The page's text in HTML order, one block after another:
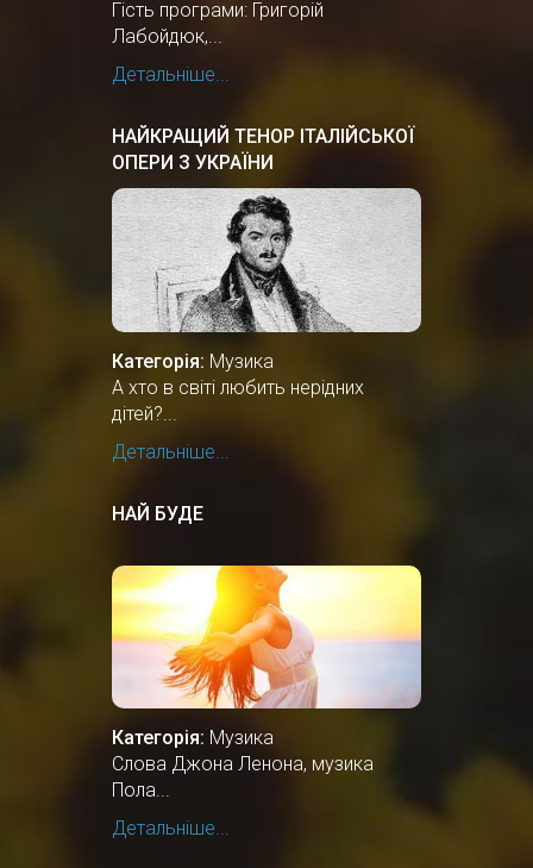
Гість програми: Григорій
Лабойдюк,...
Детальніше...
НАЙКРАЩИЙ ТЕНОР ІТАЛІЙСЬКОЇ
ОПЕРИ З УКРАЇНИ
Категорія: Музика
А хто в світі любить нерідних
дітей?...
Детальніше...
НАЙ БУДЕ
Категорія: Музика
Слова Джона Ленона, музика
Пола...
Детальніше...